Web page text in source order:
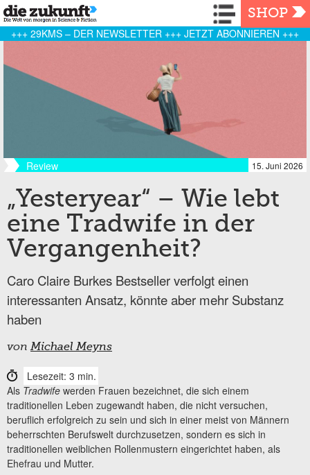
Navigation
SHOP
+++ 29KMS – DER NEWSLETTER +++ JETZT ABONNIEREN +++
Review 15. Juni 2026
„Yesteryear“ – Wie lebt
eine Tradwife in der
Vergangenheit?
Caro Claire Burkes Bestseller verfolgt einen
interessanten Ansatz, könnte aber mehr Substanz
haben
vonMichael Meyns
Lesezeit: 3 min.
Als Tradwife werden Frauen bezeichnet, die sich einem
traditionellen Leben zugewandt haben, die nicht versuchen,
beruflich erfolgreich zu sein und sich in einer meist von Männern
beherrschten Berufswelt durchzusetzen, sondern es sich in
traditionellen weiblichen Rollenmustern eingerichtet haben, als
Ehefrau und Mutter.